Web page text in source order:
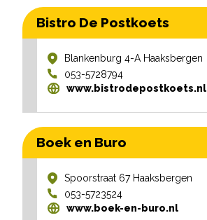
Bistro De Postkoets
Blankenburg 4-A Haaksbergen
053-5728794
www.bistrodepostkoets.nl
Boek en Buro
Spoorstraat 67 Haaksbergen
053-5723524
www.boek-en-buro.nl